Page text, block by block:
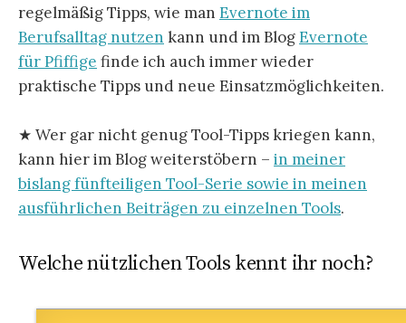
regelmäßig Tipps, wie man Evernote im
Berufsalltag nutzen kann und im BlogEvernote
für Pfiffige finde ich auch immer wieder
praktische Tipps und neue Einsatzmöglichkeiten.
★ Wer gar nicht genug Tool-Tipps kriegen kann,
kann hier im Blog weiterstöbern – in meiner
bislang fünfteiligen Tool-Serie sowie in meinen
ausführlichen Beiträgen zu einzelnen Tools.
Welche nützlichen Tools kennt ihr noch?